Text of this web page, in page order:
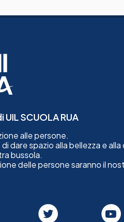
SCUOLA RUA
alle persone.
dare spazio alla bellezza e alla
bussola.
delle persone saranno il